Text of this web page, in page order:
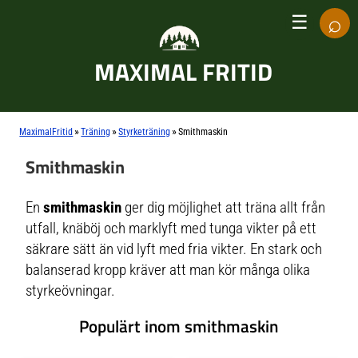
MAXIMAL FRITID
☰ ⌕
MaximalFritid »Träning »Styrketräning »Smithmaskin
Smithmaskin
Ensmithmaskin ger dig möjlighet att träna allt från
utfall, knäböj och marklyft med tunga vikter på ett
säkrare sätt än vid lyft med fria vikter. En stark och
balanserad kropp kräver att man kör många olika
styrkeövningar.
Populärt inom smithmaskin